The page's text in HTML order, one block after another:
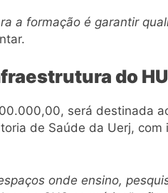
a formação é garantir
do
será destinada
de Saúde da Uerj,
onde ensino,